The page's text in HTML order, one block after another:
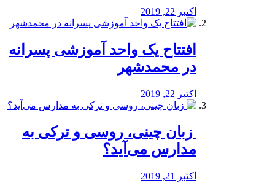
اکتبر 22, 2019
افتتاح یک واحد آموزشی پسرانه
در محمدشهر
اکتبر 22, 2019
️ زبان چینی، روسی و ترکی به
مدارس می‌آید؟
اکتبر 21, 2019